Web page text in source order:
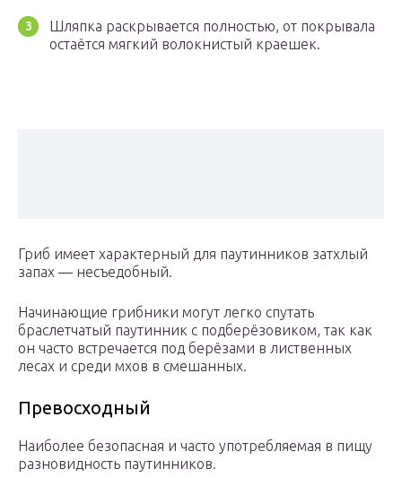
Шляпка раскрывается полностью, от покрывала
остаётся мягкий волокнистый краешек.
Гриб имеет характерный для паутинников затхлый
запах — несъедобный.
Начинающие грибники могут легко спутать
браслетчатый паутинник с подберёзовиком, так как
он часто встречается под берёзами в лиственных
лесах и среди мхов в смешанных.
Превосходный
Наиболее безопасная и часто употребляемая в пищу
разновидность паутинников.